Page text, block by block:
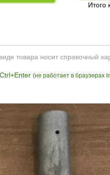
Итого
товара носит справочный
(не работает в браузерах